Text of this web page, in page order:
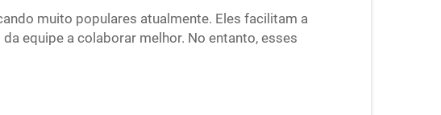
muito populares atualmente. Eles facilitam a
equipe a colaborar melhor. No entanto, esses
que, às vezes, é difícil se concentrar. É por isso que as
se tornando úteis. A Cyspace ha...